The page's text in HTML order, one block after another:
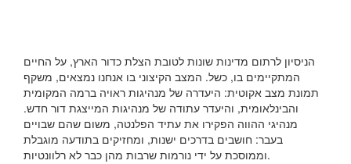
הניסיון לרתום מדינות שונות לטובת הצלת כדור הארץ, על החיים
המתקיימים בו, כשל. המצב הקיצוני בו אנחנו נמצאים, משקף
תמונת מצב אקוטית: היעדרה של מנהיגות ראויה ברמה המקומית
והבינלאומית, והיעדר עתודה של מנהיגות המייצגת דור חדש.
מנהיגי ההווה הפקירו את עתיד הפלנטה, משום שהם שבויים
בעבר: חושבים בדרכים ישנות, ומחזיקים בתודעה מוגבלת
וממוסכת על ידי נורמות שרבות מהן כבר לא רלוונטיות.